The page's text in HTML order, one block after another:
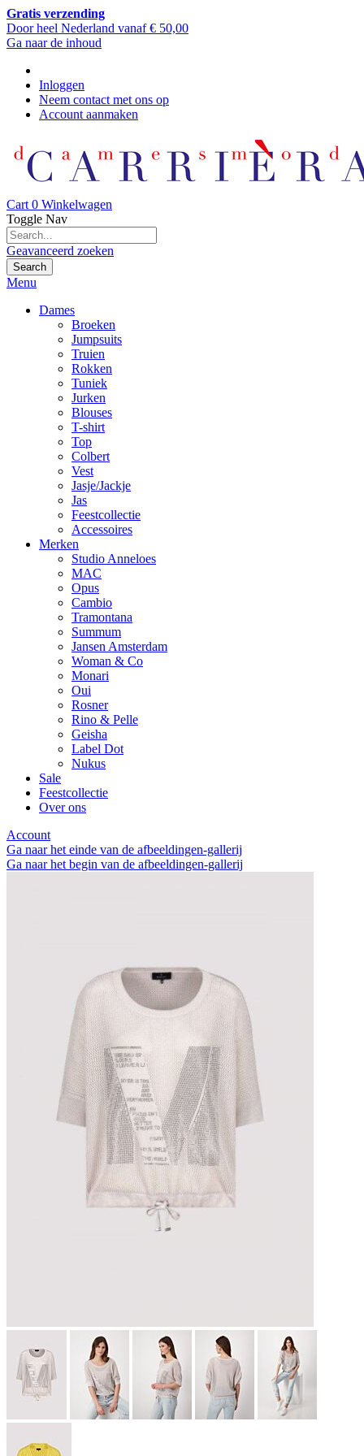
Gratis verzending
Door heel Nederland vanaf € 50,00
Ga naar de inhoud
Inloggen
Neem contact met ons op
Account aanmaken
Cart 0 Winkelwagen
Toggle Nav
Geavanceerd zoeken
Search
Menu
Dames
Broeken
Jumpsuits
Truien
Rokken
Tuniek
Jurken
Blouses
T-shirt
Top
Colbert
Vest
Jasje/Jackje
Jas
Feestcollectie
Accessoires
Merken
Studio Anneloes
MAC
Opus
Cambio
Tramontana
Summum
Jansen Amsterdam
Woman & Co
Monari
Oui
Rosner
Rino & Pelle
Geisha
Label Dot
Nukus
Sale
Feestcollectie
Over ons
Account
Ga naar het einde van de afbeeldingen-gallerij
Ga naar het begin van de afbeeldingen-gallerij